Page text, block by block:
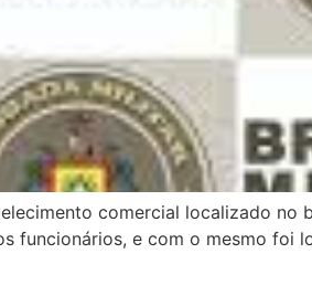
comercial localizado no
funcionários, e com o mesmo foi